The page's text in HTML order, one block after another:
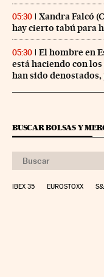
05:30
Xandra Falcó
hay cierto tabú para
05:30
El hombre en
está haciendo con
han sido
BUSCAR BOLSAS Y
IBEX 35 EUROSTOXX